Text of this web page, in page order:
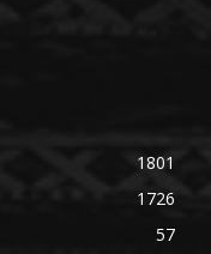
1801
1726
57